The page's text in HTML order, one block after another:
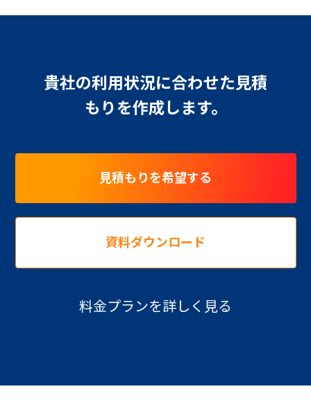
貴社の利用状況に合わせた見積
もりを作成します。
見積もりを希望する
資料ダウンロード
料金プランを詳しく見る